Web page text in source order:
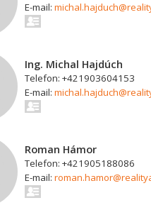
E-mail:
Ing. Michal Hajdúch
Telefon: +421903604153
E-mail:
Roman Hámor
Telefon: +421905188086
E-mail: